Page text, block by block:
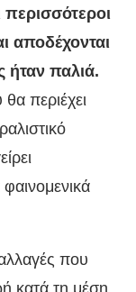
αποδέχονται
ήταν παλιά.
περιέχει
που
κατά τη μέση